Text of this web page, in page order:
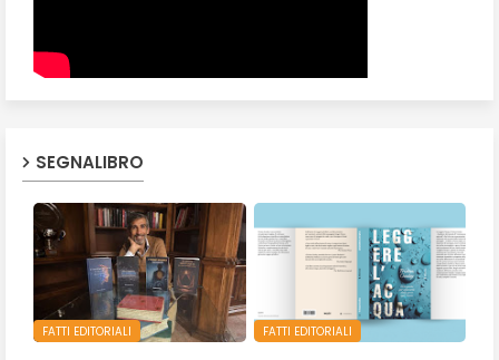
SEGNALIBRO
FATTI EDITORIALI FATTI EDITORIALI